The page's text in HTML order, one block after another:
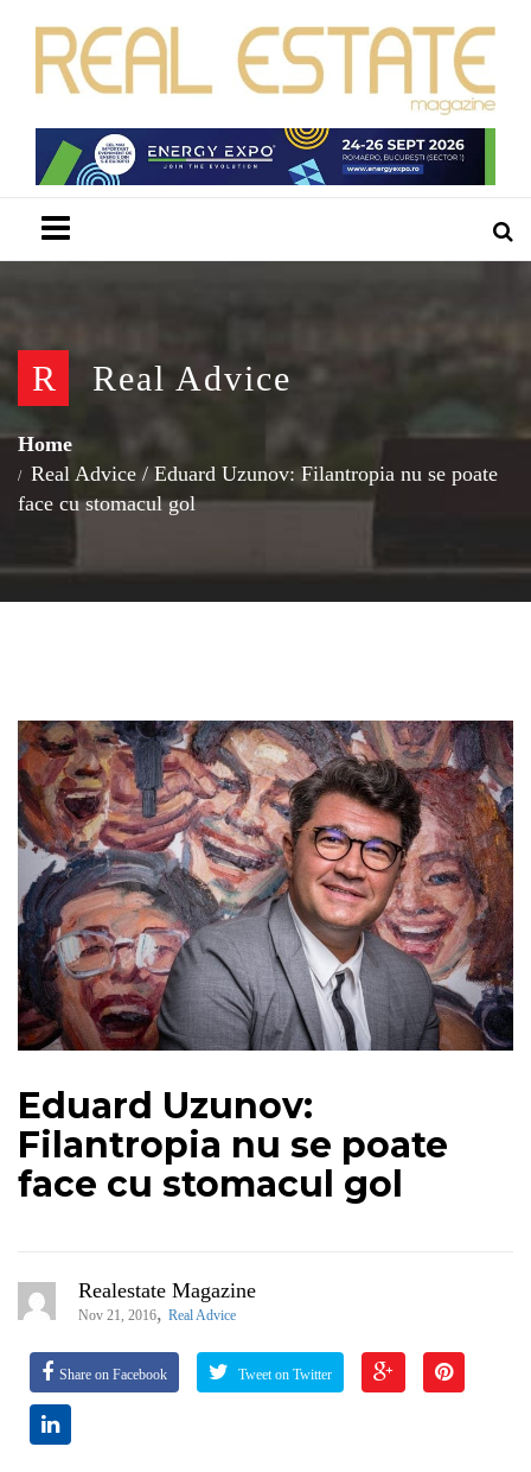
R Real Advice
Home
Real Advice / Eduard Uzunov: Filantropia nu se poate
face cu stomacul gol
Eduard Uzunov:
Filantropia nu se poate
face cu stomacul gol
Realestate Magazine
Nov 21, 2016, Real Advice
Share on Facebook Tweet on Twitter